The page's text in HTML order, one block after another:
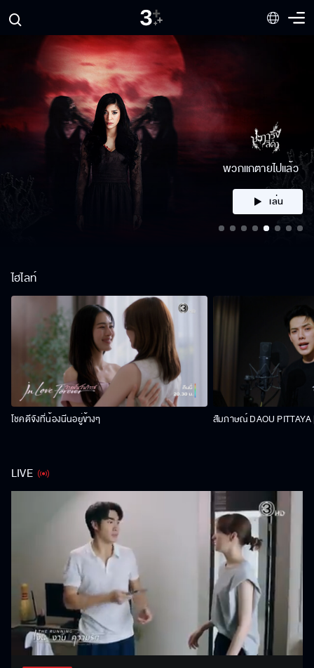
คลิก
ไฮไลท์
โชคดีจังที่น้องนีนอยู่ข้างๆ สัมภาษณ์ DAOU PITTAYA
LIVE
UnmuteStream Settings